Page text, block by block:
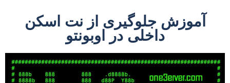
آموزش جلوگیری از نت اسکن
داخلی در اوبونتو